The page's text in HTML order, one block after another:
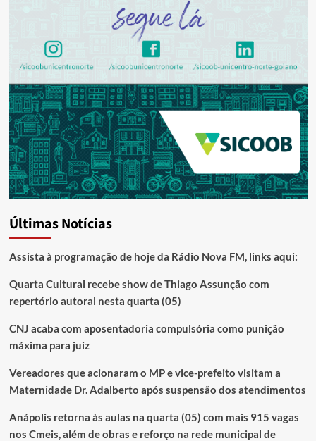
Últimas Notícias
Assista à programação de hoje da Rádio Nova FM, links aqui:
Quarta Cultural recebe show de Thiago Assunção com
repertório autoral nesta quarta (05)
CNJ acaba com aposentadoria compulsória como punição
máxima para juiz
Vereadores que acionaram o MP e vice-prefeito visitam a
Maternidade Dr. Adalberto após suspensão dos atendimentos
Anápolis retorna às aulas na quarta (05) com mais 915 vagas
nos Cmeis, além de obras e reforço na rede municipal de